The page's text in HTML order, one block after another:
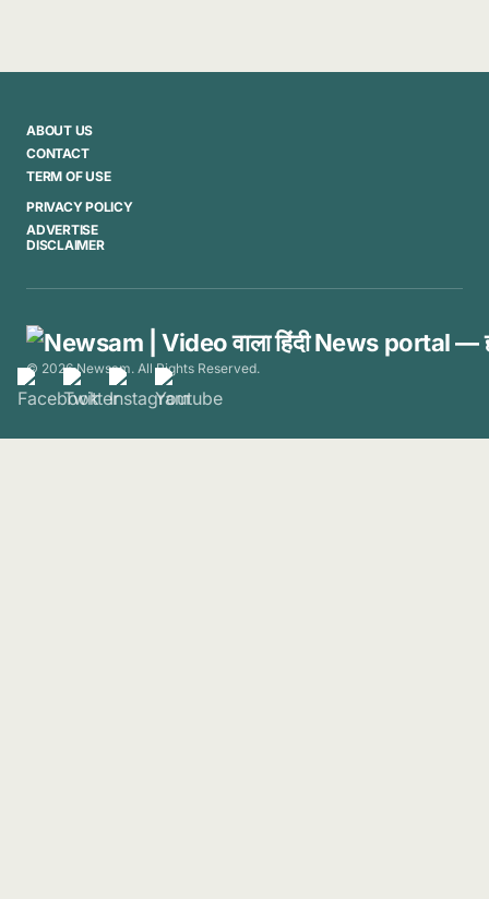
ABOUT US
CONTACT
TERM OF USE
PRIVACY POLICY
ADVERTISE
DISCLAIMER
© 2026 Newsam. All Rights Reserved.